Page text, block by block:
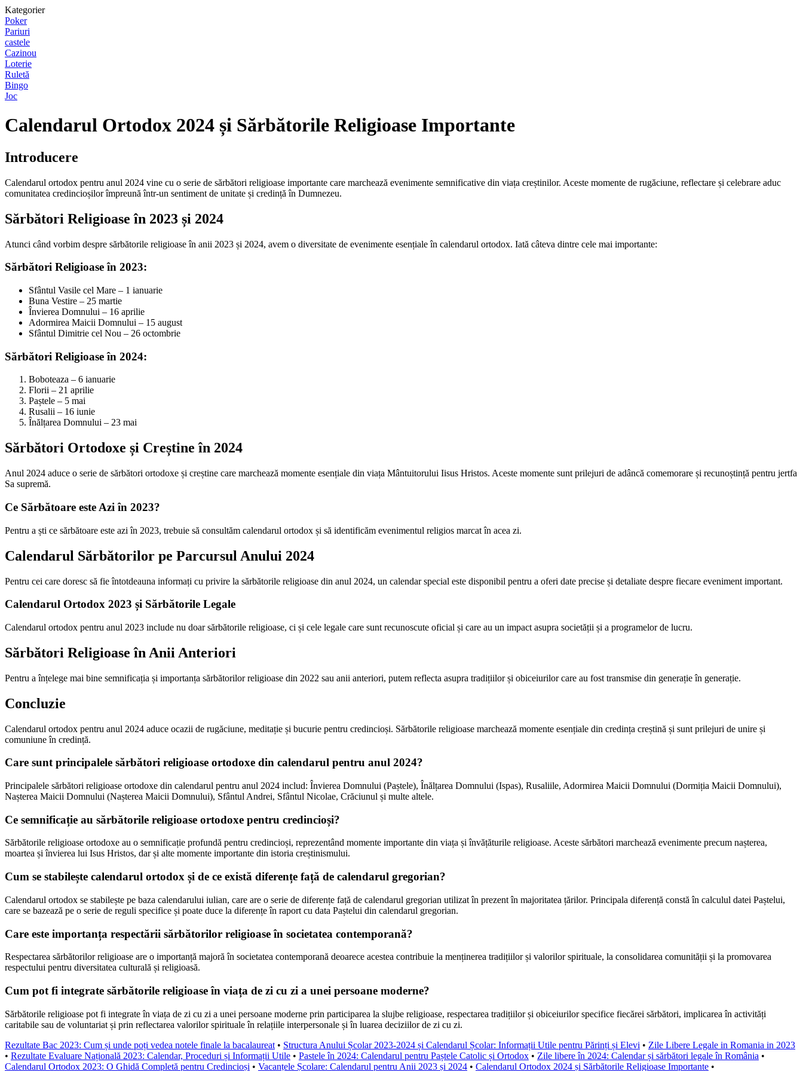
Kategorier
Poker
Pariuri
castele
Cazinou
Loterie
Ruletă
Bingo
Joc
Calendarul Ortodox 2024 și Sărbătorile Religioase Importante
Introducere
Calendarul ortodox pentru anul 2024 vine cu o serie de sărbători religioase importante care marchează evenimente semnificative din viața creștinilor. Aceste momente de rugăciune, reflectare și celebrare aduc
comunitatea credincioșilor împreună într-un sentiment de unitate și credință în Dumnezeu.
Sărbători Religioase în 2023 și 2024
Atunci când vorbim despre sărbătorile religioase în anii 2023 și 2024, avem o diversitate de evenimente esențiale în calendarul ortodox. Iată câteva dintre cele mai importante:
Sărbători Religioase în 2023:
Sfântul Vasile cel Mare – 1 ianuarie
Buna Vestire – 25 martie
Învierea Domnului – 16 aprilie
Adormirea Maicii Domnului – 15 august
Sfântul Dimitrie cel Nou – 26 octombrie
Sărbători Religioase în 2024:
Boboteaza – 6 ianuarie
Florii – 21 aprilie
Paștele – 5 mai
Rusalii – 16 iunie
Înălțarea Domnului – 23 mai
Sărbători Ortodoxe și Creștine în 2024
Anul 2024 aduce o serie de sărbători ortodoxe și creștine care marchează momente esențiale din viața Mântuitorului Iisus Hristos. Aceste momente sunt prilejuri de adâncă comemorare și recunoștință pentru jertfa
Sa supremă.
Ce Sărbătoare este Azi în 2023?
Pentru a ști ce sărbătoare este azi în 2023, trebuie să consultăm calendarul ortodox și să identificăm evenimentul religios marcat în acea zi.
Calendarul Sărbătorilor pe Parcursul Anului 2024
Pentru cei care doresc să fie întotdeauna informați cu privire la sărbătorile religioase din anul 2024, un calendar special este disponibil pentru a oferi date precise și detaliate despre fiecare eveniment important.
Calendarul Ortodox 2023 și Sărbătorile Legale
Calendarul ortodox pentru anul 2023 include nu doar sărbătorile religioase, ci și cele legale care sunt recunoscute oficial și care au un impact asupra societății și a programelor de lucru.
Sărbători Religioase în Anii Anteriori
Pentru a înțelege mai bine semnificația și importanța sărbătorilor religioase din 2022 sau anii anteriori, putem reflecta asupra tradițiilor și obiceiurilor care au fost transmise din generație în generație.
Concluzie
Calendarul ortodox pentru anul 2024 aduce ocazii de rugăciune, meditație și bucurie pentru credincioși. Sărbătorile religioase marchează momente esențiale din credința creștină și sunt prilejuri de unire și
comuniune în credință.
Care sunt principalele sărbători religioase ortodoxe din calendarul pentru anul 2024?
Principalele sărbători religioase ortodoxe din calendarul pentru anul 2024 includ: Învierea Domnului (Paștele), Înălțarea Domnului (Ispas), Rusaliile, Adormirea Maicii Domnului (Dormiția Maicii Domnului),
Nașterea Maicii Domnului (Nașterea Maicii Domnului), Sfântul Andrei, Sfântul Nicolae, Crăciunul și multe altele.
Ce semnificație au sărbătorile religioase ortodoxe pentru credincioși?
Sărbătorile religioase ortodoxe au o semnificație profundă pentru credincioși, reprezentând momente importante din viața și învățăturile religioase. Aceste sărbători marchează evenimente precum nașterea,
moartea și învierea lui Isus Hristos, dar și alte momente importante din istoria creștinismului.
Cum se stabilește calendarul ortodox și de ce există diferențe față de calendarul gregorian?
Calendarul ortodox se stabilește pe baza calendarului iulian, care are o serie de diferențe față de calendarul gregorian utilizat în prezent în majoritatea țărilor. Principala diferență constă în calculul datei Paștelui,
care se bazează pe o serie de reguli specifice și poate duce la diferențe în raport cu data Paștelui din calendarul gregorian.
Care este importanța respectării sărbătorilor religioase în societatea contemporană?
Respectarea sărbătorilor religioase are o importanță majoră în societatea contemporană deoarece acestea contribuie la menținerea tradițiilor și valorilor spirituale, la consolidarea comunității și la promovarea
respectului pentru diversitatea culturală și religioasă.
Cum pot fi integrate sărbătorile religioase în viața de zi cu zi a unei persoane moderne?
Sărbătorile religioase pot fi integrate în viața de zi cu zi a unei persoane moderne prin participarea la slujbe religioase, respectarea tradițiilor și obiceiurilor specifice fiecărei sărbători, implicarea în activități
caritabile sau de voluntariat și prin reflectarea valorilor spirituale în relațiile interpersonale și în luarea deciziilor de zi cu zi.
Rezultate Bac 2023: Cum și unde poți vedea notele finale la bacalaureat • Structura Anului Școlar 2023-2024 și Calendarul Școlar: Informații Utile pentru Părinți și Elevi • Zile Libere Legale in Romania in 2023
• Rezultate Evaluare Națională 2023: Calendar, Proceduri și Informații Utile • Pastele în 2024: Calendarul pentru Paștele Catolic și Ortodox • Zile libere în 2024: Calendar și sărbători legale în România •
Calendarul Ortodox 2023: O Ghidă Completă pentru Credincioși • Vacanțele Școlare: Calendarul pentru Anii 2023 și 2024 • Calendarul Ortodox 2024 și Sărbătorile Religioase Importante •